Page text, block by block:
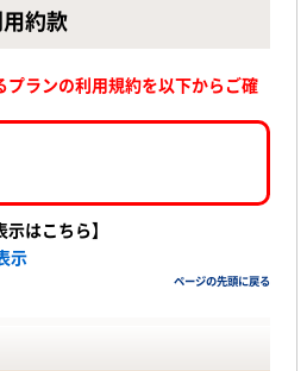
約款
ランの利用規約を以下からご確
はこちら】
示
ページの先頭に戻る